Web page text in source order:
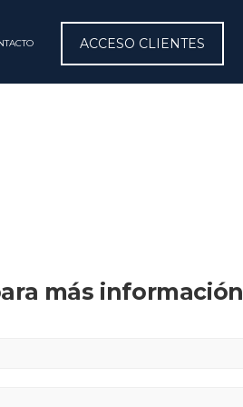
ACCESO CLIENTES
más información